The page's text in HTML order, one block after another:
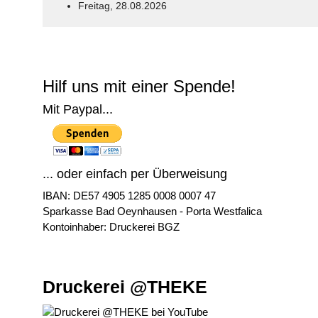
Freitag, 28.08.2026
Hilf uns mit einer Spende!
Mit Paypal...
... oder einfach per Überweisung
IBAN: DE57 4905 1285 0008 0007 47
Sparkasse Bad Oeynhausen - Porta Westfalica
Kontoinhaber: Druckerei BGZ
Druckerei @THEKE